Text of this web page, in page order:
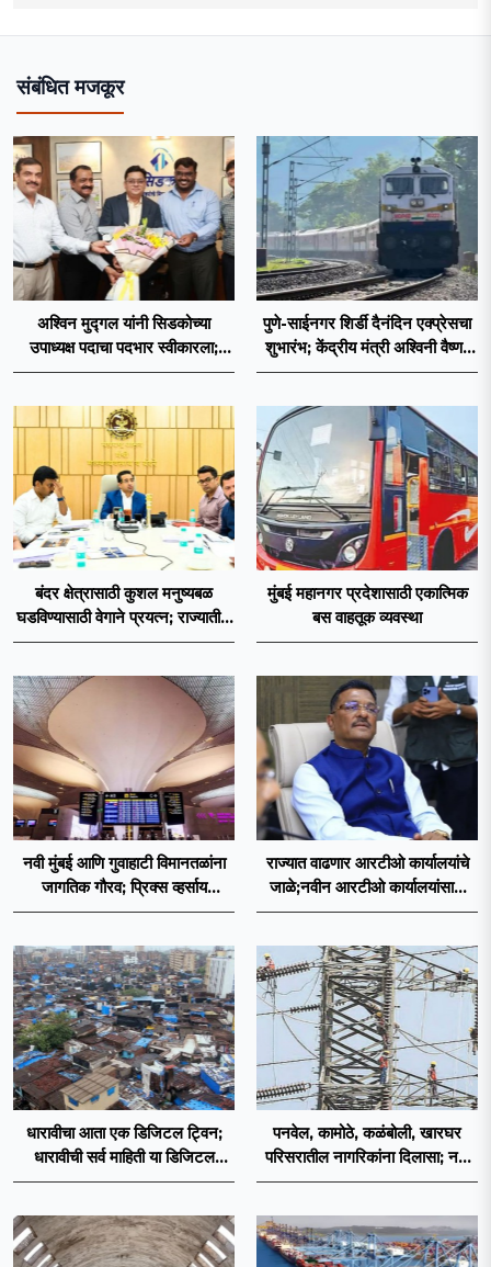
संबंधित मजकूर
अश्विन मुद्गल यांनी सिडकोच्या
उपाध्यक्ष पदाचा पदभार स्वीकारला;
प्रकल्प वेळेत पूर्ण करण्यास प्राधान्य
पुणे-साईनगर शिर्डी दैनंदिन एक्प्रेसचा
शुभारंभ; केंद्रीय मंत्री अश्विनी वैष्णव
दाखवणार हिरवा झेंडा
बंदर क्षेत्रासाठी कुशल मनुष्यबळ
घडविण्यासाठी वेगाने प्रयत्न; राज्यातील
सहा आयटीआयमध्ये विशेष अभ्यासक्रम
मुंबई महानगर प्रदेशासाठी एकात्मिक
बस वाहतूक व्यवस्था
नवी मुंबई आणि गुवाहाटी विमानतळांना
जागतिक गौरव; प्रिक्स व्हर्साय
२०२६च्या यादीत स्थान
राज्यात वाढणार आरटीओ कार्यालयांचे
जाळे;नवीन आरटीओ कार्यालयांसाठी
निकष निश्चित
धारावीचा आता एक डिजिटल ट्विन;
धारावीची सर्व माहिती या डिजिटल
ट्विनमध्ये जतन
पनवेल, कामोठे, कळंबोली, खारघर
परिसरातील नागरिकांना दिलासा; नवी
मुंबईत वीज पुरवठ्यासाठी महावितरणची